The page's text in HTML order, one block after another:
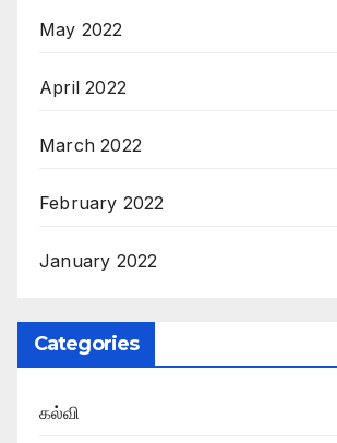
May 2022
April 2022
March 2022
February 2022
January 2022
Categories
கல்வி